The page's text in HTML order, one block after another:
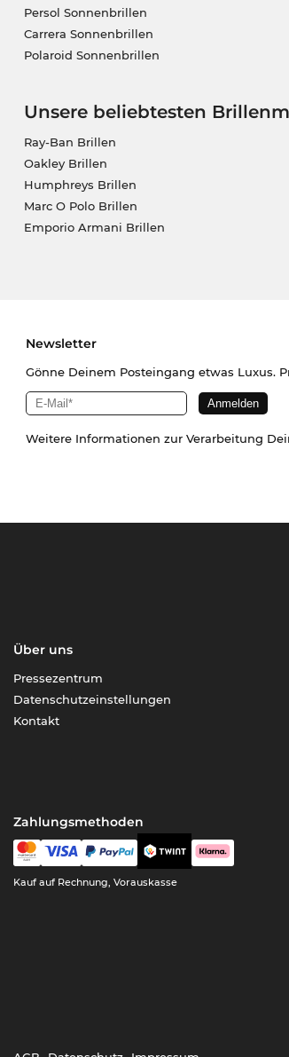
Persol Sonnenbrillen
Carrera Sonnenbrillen
Polaroid Sonnenbrillen
Unsere beliebtesten
Ray-Ban Brillen
Oakley Brillen
Humphreys Brillen
Marc O Polo Brillen
Emporio Armani Brillen
Newsletter
Gönne Deinem Posteingang etwas Luxus.
Weitere Informationen zur Verarbeitung
Über uns
Pressezentrum
Datenschutzeinstellungen
Kontakt
Zahlungsmethoden
Kauf auf Rechnung, Vorauskasse